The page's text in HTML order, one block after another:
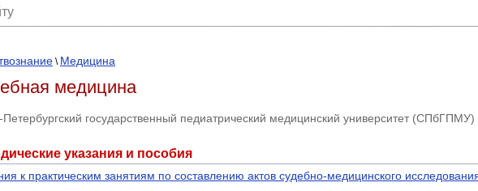
\ Медицина
медицина
Петербургский государственный педиатрический медицинский университет (СПбГПМУ)
указания и пособия
к практическим занятиям по составлению актов судебно-медицинского